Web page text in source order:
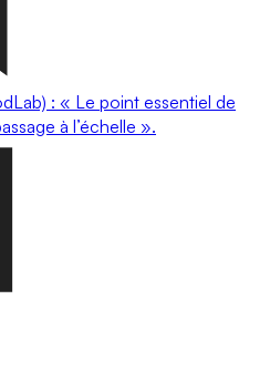
: « Le point essentiel de
à l’échelle ».